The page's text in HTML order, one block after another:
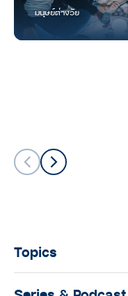
มนุษย์ต่างวัย
Topics